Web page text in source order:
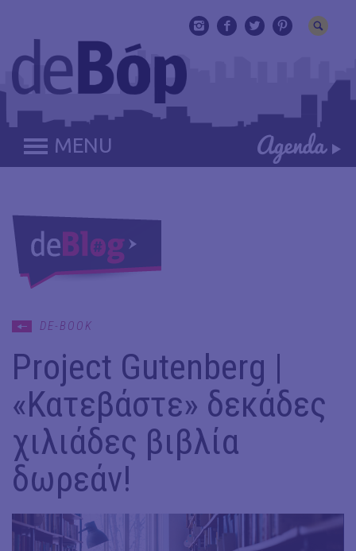
MENU
DE-BOOK
Project Gutenberg |
«Κατεβάστε» δεκάδες
χιλιάδες βιβλία
δωρεάν!